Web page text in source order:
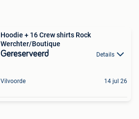
Hoodie + 16 Crew shirts Rock
Werchter/Boutique
Gereserveerd Details
Vilvoorde 14 jul 26